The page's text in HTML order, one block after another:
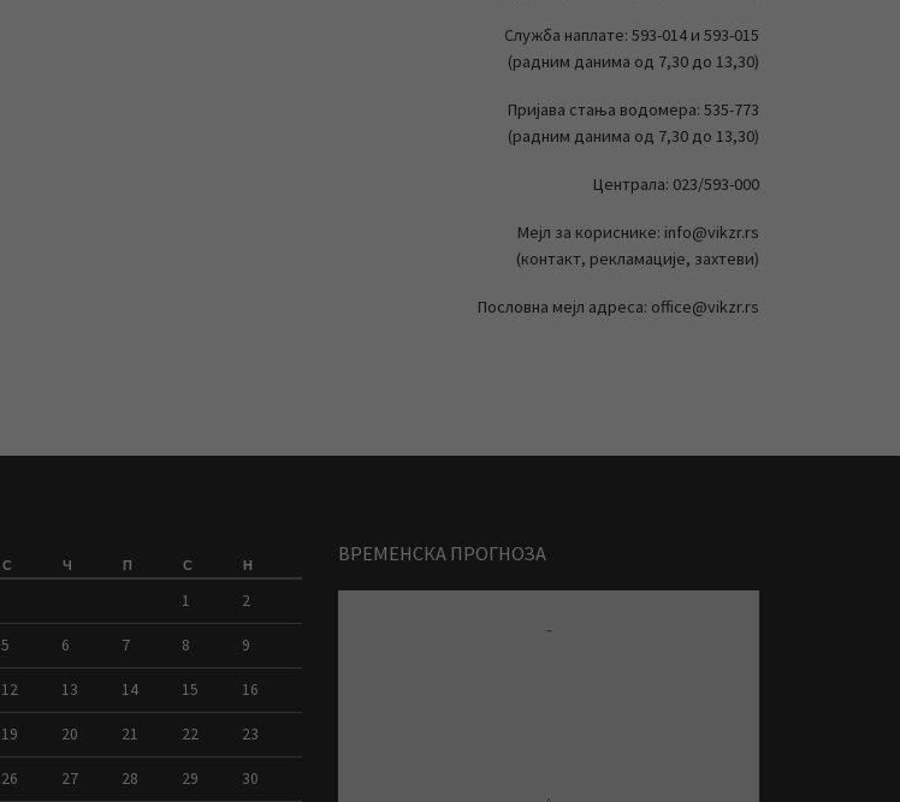
Служба наплате: 593-014 и 593-015
(радним данима од 7,30 до 13,30)
Пријава стања водомера: 535-773
(радним данима од 7,30 до 13,30)
Централа: 023/593-000
Мејл за кориснике: info@vikzr.rs
(контакт, рекламације, захтеви)
Пословна мејл адреса: office@vikzr.rs
С Ч П С Н
1 2
5 6 7 8 9
12 13 14 15 16
19 20 21 22 23
26 27 28 29 30
ВРЕМЕНСКА ПРОГНОЗА
-